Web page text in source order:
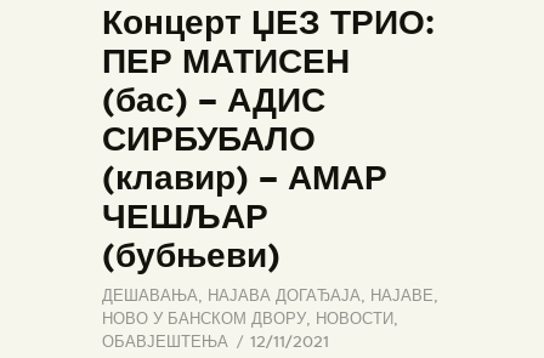
Концерт ЏЕЗ ТРИО:
ПЕР МАТИСЕН
(бас) – АДИС
СИРБУБАЛО
(клавир) – АМАР
ЧЕШЉАР
(бубњеви)
ДЕШАВАЊА, НАЈАВА ДОГАЂАЈА, НАЈАВЕ,
НОВО У БАНСКОМ ДВОРУ, НОВОСТИ,
ОБАВЈЕШТЕЊА
12/11/2021